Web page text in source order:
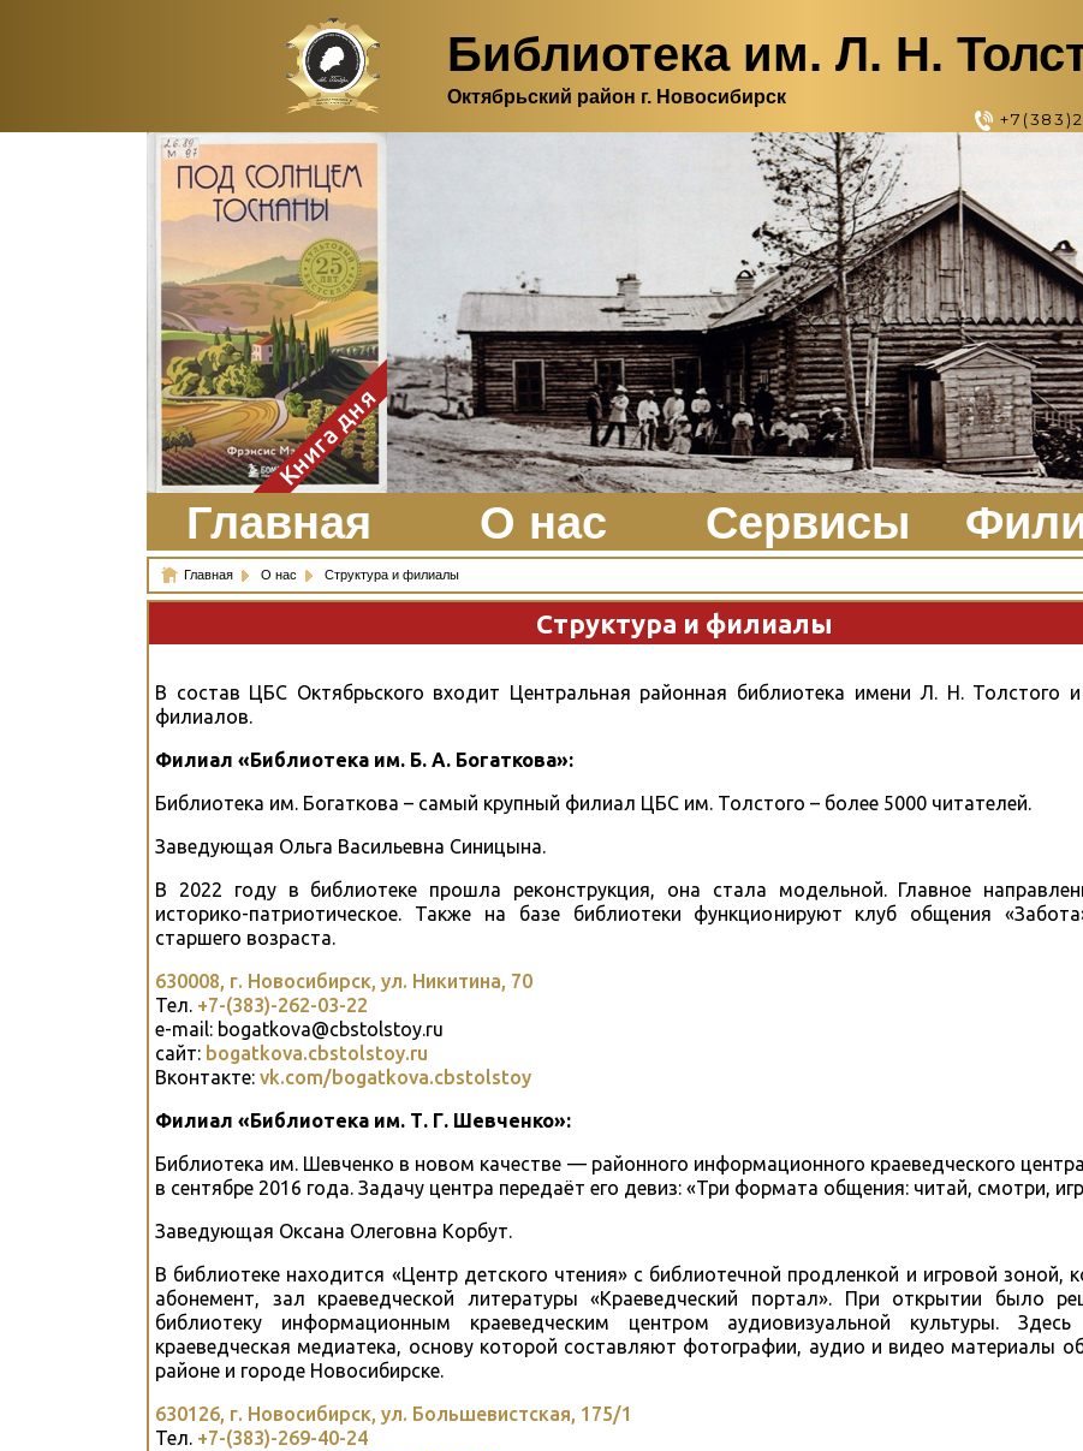
Библиотека им. Л. Н.
Октябрьский район г. Новосибирск
Здесь, в своем
итальянском доме, я вновь
испытала первичную
радость единения с
природой. Дом открыт
для бабочек, стрекоз, пчёл
или всех, кто пожелает
влететь в одно окно и
вылететь из другого. Едим
мы почти всегда во
дворе. Во мне настолько
возродился здравый
смысл моей матери -
умение наслаждаться
настоящим и не спешить, -
что даже нашлось время
отполировать до блеска
оконное стекло.
ЗаказатьКнига дня
Главная О нас Сервисы
Главная О нас Структура и филиалы
Структура и филиалы
В состав ЦБС Октябрьского входит Центральная районная библиотека имени Л. Н. Толстого
филиалов.
Филиал «Библиотека им. Б. А. Богаткова»:
Библиотека им. Богаткова – самый крупный филиал ЦБС им. Толстого – более 5000 читателей.
Заведующая Ольга Васильевна Синицына.
В 2022 году в библиотеке прошла реконструкция, она стала модельной. Главное
историко-патриотическое. Также на базе библиотеки функционируют клуб общения
старшего возраста.
630008, г. Новосибирск, ул. Никитина, 70
Тел. +7-(383)-262-03-22
e-mail: bogatkova@cbstolstoy.ru
сайт: bogatkova.cbstolstoy.ru
Вконтакте: vk.com/bogatkova.cbstolstoy
Филиал «Библиотека им. Т. Г. Шевченко»:
Библиотека им. Шевченко в новом качестве — районного информационного краеведческого
в сентябре 2016 года. Задачу центра передаёт его девиз: «Три формата общения: читай, смотри,
Заведующая Оксана Олеговна Корбут.
В библиотеке находится «Центр детского чтения» с библиотечной продленкой и игровой зоной,
абонемент, зал краеведческой литературы «Краеведческий портал». При открытии было
библиотеку информационным краеведческим центром аудиовизуальной культуры. Здесь
краеведческая медиатека, основу которой составляют фотографии, аудио и видео материалы
районе и городе Новосибирске.
630126, г. Новосибирск, ул. Большевистская, 175/1
Тел. +7-(383)-269-40-24